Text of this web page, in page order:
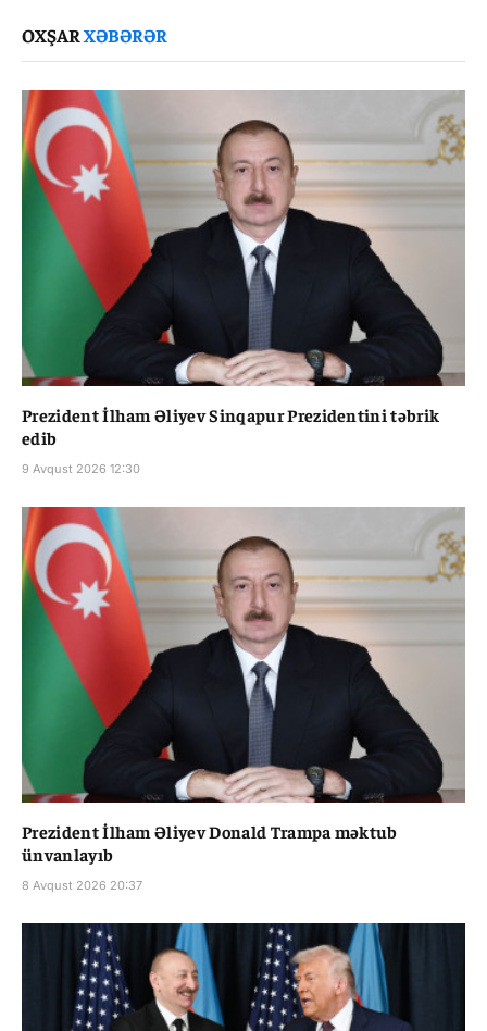
OXŞARXƏBƏRƏR
Prezident İlham Əliyev Sinqapur Prezidentini təbrik
edib
9 Avqust 2026 12:30
Prezident İlham Əliyev Donald Trampa məktub
ünvanlayıb
8 Avqust 2026 20:37